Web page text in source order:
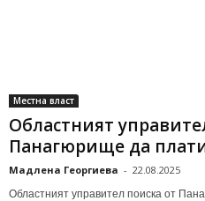
Местна власт
Областният
Панагюрище да
Мадлена Георгиева - 22.08.2025
Областният управител поиска от